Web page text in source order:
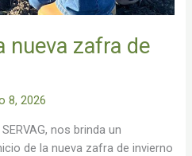
nueva zafra de
8, 2026
nos brinda un
de la nueva zafra de invierno